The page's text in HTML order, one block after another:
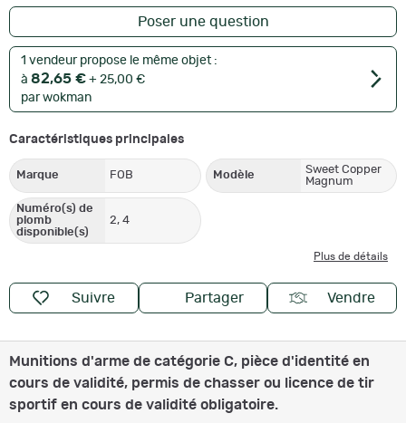
Poser une question
1 vendeur propose le même objet :
à 82,65 € + 25,00 €
par wokman
Caractéristiques principales
Marque FOB Modèle
Sweet Copper
Magnum
Numéro(s) de
plomb
disponible(s)
2, 4
Plus de détails
Suivre Partager Vendre
Munitions d'arme de catégorie C, pièce d'identité en
cours de validité, permis de chasser ou licence de tir
sportif en cours de validité obligatoire.